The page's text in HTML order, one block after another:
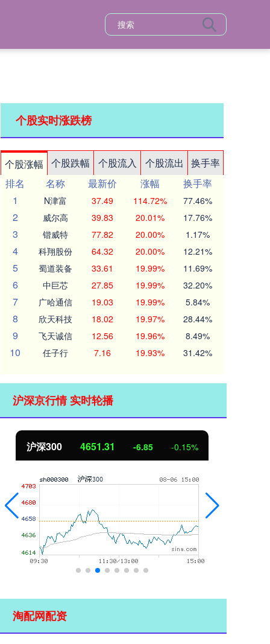
个股实时涨跌榜
个股涨幅 个股跌幅 个股流入 个股流出
换手率
排名
名称 最新价 涨幅
换手率
1
N津富 37.49 114.72% 77.46%
2 威尔高 39.83 20.01% 17.76%
3 锴威特 77.82 20.00% 1.17%
4 科翔股份 64.32 20.00% 12.21%
5 蜀道装备 33.61 19.99% 11.69%
6 中巨芯 27.85 19.99% 32.20%
7 广哈通信 19.03 19.99% 5.84%
8 欣天科技 18.02 19.97% 28.44%
9 飞天诚信 12.56 19.96% 8.49%
10 任子行 7.16 19.93% 31.42%
沪深京行情 实时轮播
沪深300 4651.31 -6.85 -0.15%
淘配网配资